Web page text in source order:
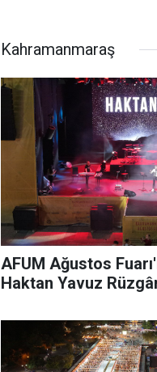
Kahramanmaraş
AFUM Ağustos
Haktan Yavuz